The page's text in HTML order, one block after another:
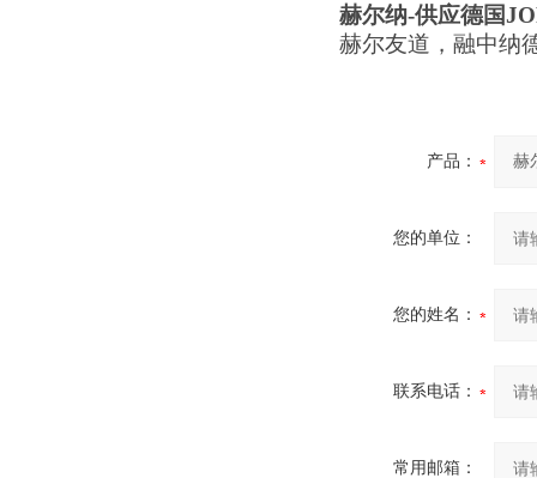
赫尔纳-供应德国
赫尔友道，融中纳
产品：
您的单位：
您的姓名：
联系电话：
常用邮箱：